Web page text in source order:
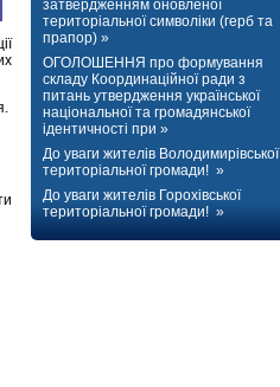
затвердженням оновленої
територіальної символіки (герб та
прапор) »
ОГОЛОШЕННЯ про формування
складу Координаційної ради з
питань утвердження української
національної та громадянської
ідентичності при »
До уваги жителів Володимирівської
територіальної громади! »
До уваги жителів Горохівської
територіальної громади! »